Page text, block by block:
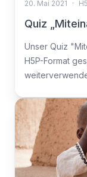
20. Mai 2021 ·
Quiz
Unser Quiz
H5P-Format